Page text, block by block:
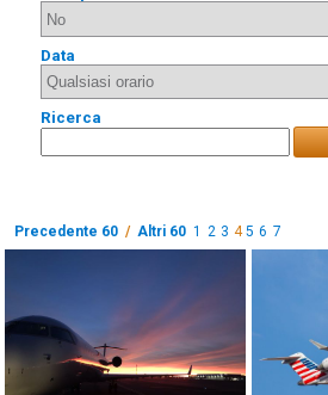
Data
Ricerca
Precedente 60 / Altri 60 1 2 3 45 6 7